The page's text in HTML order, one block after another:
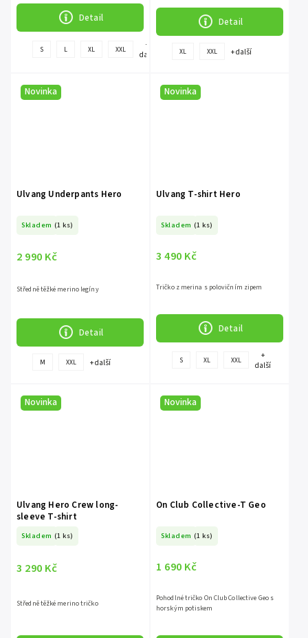
Detail
S L XL XXL
+
další
Detail
XL XXL + další
Novinka
Ulvang Underpants Hero
Skladem (1 ks)
2 990 Kč
Detail
Středně těžké merino legíny
M XXL + další
Novinka
Ulvang T-shirt Hero
Skladem (1 ks)
3 490 Kč
Detail
Tričko z merina s polovičním zipem
S XL XXL
+
další
Novinka
Ulvang Hero Crew long-
sleeve T-shirt
Skladem (1 ks)
3 290 Kč
Středně těžké merino tričko
Novinka
On Club Collective-T Geo
Skladem (1 ks)
1 690 Kč
Pohodlné tričko On Club Collective Geo s
horským potiskem